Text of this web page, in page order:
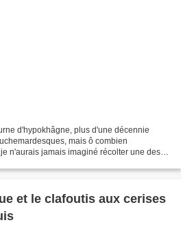
d'hypokhâgne, plus d'une décennie
mais ô combien
n'aurais jamais imaginé récolter une des
et le clafoutis aux cerises